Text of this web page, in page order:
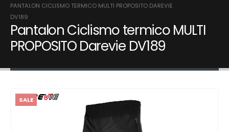
PANTALON CICLISMO TERMICO MULTI PROPOSITO DAREVIE
DV189
Pantalon Ciclismo termico MULTI
PROPOSITO Darevie DV189
SALE